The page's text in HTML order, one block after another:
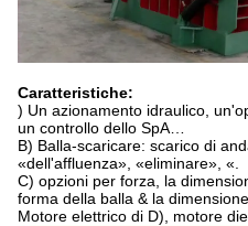
Caratteristiche:
) Un azionamento idraulico,
un controllo dello SpA…
B) Balla-scaricare: scarico di
«dell'affluenza», «eliminare», «.
C) opzioni per forza, la
forma della balla & la
Motore elettrico di D), motore